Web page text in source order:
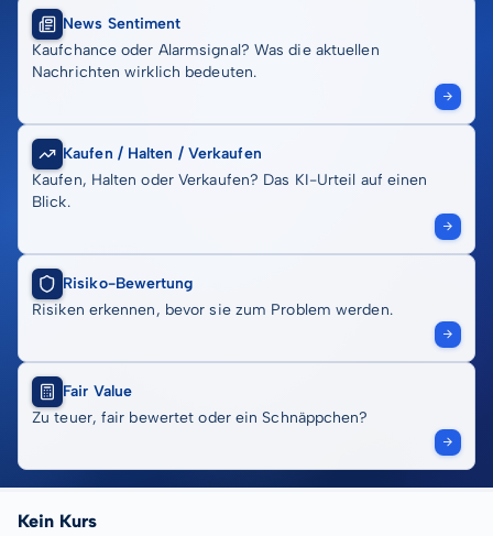
News Sentiment
Kaufchance oder Alarmsignal? Was die aktuellen
Nachrichten wirklich bedeuten.
Kaufen / Halten / Verkaufen
Kaufen, Halten oder Verkaufen? Das KI-Urteil auf einen
Blick.
Risiko-Bewertung
Risiken erkennen, bevor sie zum Problem werden.
Fair Value
Zu teuer, fair bewertet oder ein Schnäppchen?
Kein Kurs